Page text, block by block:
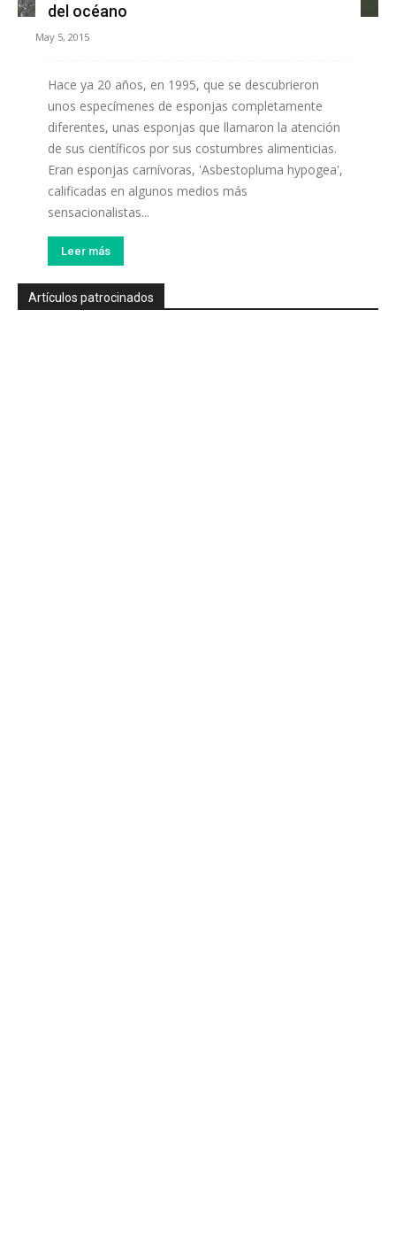
del océano
May 5, 2015
Hace ya 20 años, en 1995, que se descubrieron
unos especímenes de esponjas completamente
diferentes, unas esponjas que llamaron la atención
de sus científicos por sus costumbres alimenticias.
Eran esponjas carnívoras, 'Asbestopluma hypogea',
calificadas en algunos medios más
sensacionalistas...
Leer más
Artículos patrocinados